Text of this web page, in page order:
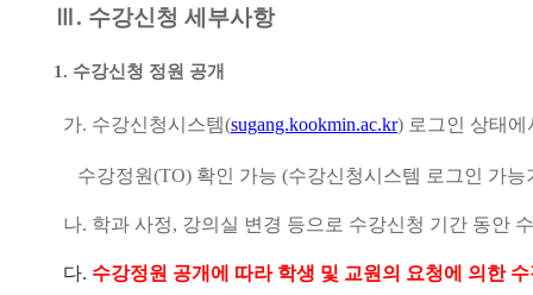
Ⅲ. 수강신청 세부사항
1. 수강신청 정원 공개
가. 수강신청시스템(sugang.kookmin.ac.kr) 로그인 상태
수강정원(TO) 확인 가능 (수강신청시스템 로그인 가능
나. 학과 사정, 강의실 변경 등으로 수강신청 기간 동안
다. 수강정원 공개에 따라 학생 및 교원의 요청에 의한